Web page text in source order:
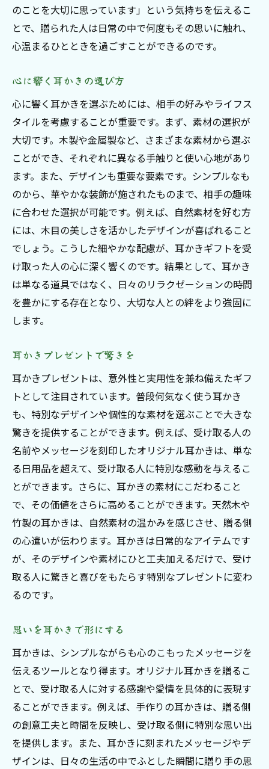
のことを大切に思っています」という気持ちを伝えるこ
とで、贈られた人は日常の中で何度もその思いに触れ、
心温まるひとときを過ごすことができるのです。
心に響く耳かきの選び方
心に響く耳かきを選ぶためには、相手の好みやライフス
タイルを考慮することが重要です。まず、素材の選択が
大切です。木製や金属製など、さまざまな素材から選ぶ
ことができ、それぞれに異なる手触りと使い心地があり
ます。また、デザインも重要な要素です。シンプルなも
のから、華やかな装飾が施されたものまで、相手の趣味
に合わせた選択が可能です。例えば、自然素材を好む方
には、木目の美しさを活かしたデザインが喜ばれること
でしょう。こうした細やかな配慮が、耳かきギフトを受
け取った人の心に深く響くのです。結果として、耳かき
は単なる道具ではなく、日々のリラクゼーションの時間
を豊かにする存在となり、大切な人との絆をより強固に
します。
耳かきプレゼントで驚きを
耳かきプレゼントは、意外性と実用性を兼ね備えたギフ
トとして注目されています。普段何気なく使う耳かき
も、特別なデザインや個性的な素材を選ぶことで大きな
驚きを提供することができます。例えば、受け取る人の
名前やメッセージを刻印したオリジナル耳かきは、単な
る日用品を超えて、受け取る人に特別な感動を与えるこ
とができます。さらに、耳かきの素材にこだわること
で、その価値をさらに高めることができます。天然木や
竹製の耳かきは、自然素材の温かみを感じさせ、贈る側
の心遣いが伝わります。耳かきは日常的なアイテムです
が、そのデザインや素材にひと工夫加えるだけで、受け
取る人に驚きと喜びをもたらす特別なプレゼントに変わ
るのです。
思いを耳かきで形にする
耳かきは、シンプルながらも心のこもったメッセージを
伝えるツールとなり得ます。オリジナル耳かきを贈るこ
とで、受け取る人に対する感謝や愛情を具体的に表現す
ることができます。例えば、手作りの耳かきは、贈る側
の創意工夫と時間を反映し、受け取る側に特別な思い出
を提供します。また、耳かきに刻まれたメッセージやデ
ザインは、日々の生活の中でふとした瞬間に贈り手の思